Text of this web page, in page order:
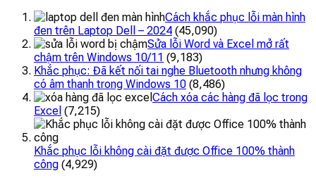
Cách khắc phục lỗi màn hình
đen trên Laptop Dell – 2024 (45,090)
Sửa lỗi Word và Excel mở rất
chậm trên Windows 10/11 (9,183)
Khắc phục: Đã kết nối tai nghe Bluetooth nhưng không
có âm thanh trong Windows 10 (8,486)
Cách xóa các hàng đã lọc trong
Excel (7,215)
Khắc phục lỗi không cài đặt được Office 100% thành
công (4,929)